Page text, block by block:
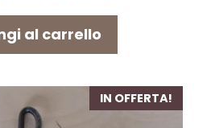
originale
era:
attuale
al carrello
IN OFFERTA!